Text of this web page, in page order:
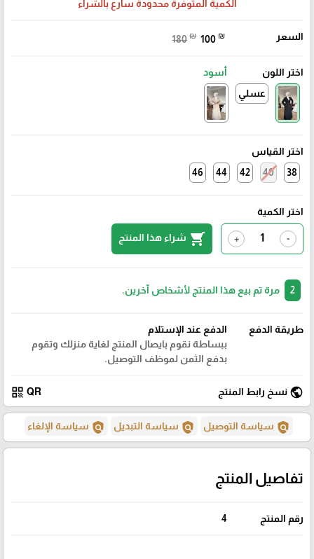
الكمية المتوفرة محدودة سارع بالشراء
السعر 180 ₪ 100 ₪
اختر اللون
أسود
عسلي
اختر القياس
38
40
42
44
46
اختر الكمية
-
+
shopping_cart شراء هذا المنتج
مرة تم بيع هذا المنتج لأشخاص آخرين.
طريقة الدفع
الدفع عند الإستلام
ببساطة نقوم بايصال المنتج لغاية منزلك وتقوم
بدفع الثمن لموظف التوصيل.
public نسخ رابط المنتج QR
qr_code
policy سياسة التوصيل policy سياسة التبديل policy سياسة الإلغاء
تفاصيل المنتج
رقم المنتج 4